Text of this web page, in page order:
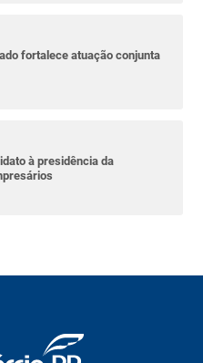
fortalece atuação conjunta
à presidência da